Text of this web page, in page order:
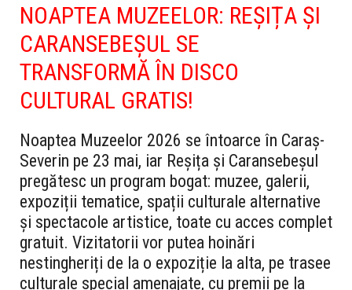
NOAPTEA MUZEELOR: REȘIȚA ȘI
CARANSEBEȘUL SE
TRANSFORMĂ ÎN DISCO
CULTURAL GRATIS!
Noaptea Muzeelor 2026 se întoarce în Caraș-
Severin pe 23 mai, iar Reșița și Caransebeșul
pregătesc un program bogat: muzee, galerii,
expoziții tematice, spații culturale alternative
și spectacole artistice, toate cu acces complet
gratuit. Vizitatorii vor putea hoinări
nestingheriți de la o expoziție la alta, pe trasee
culturale special amenajate, cu premii pe la